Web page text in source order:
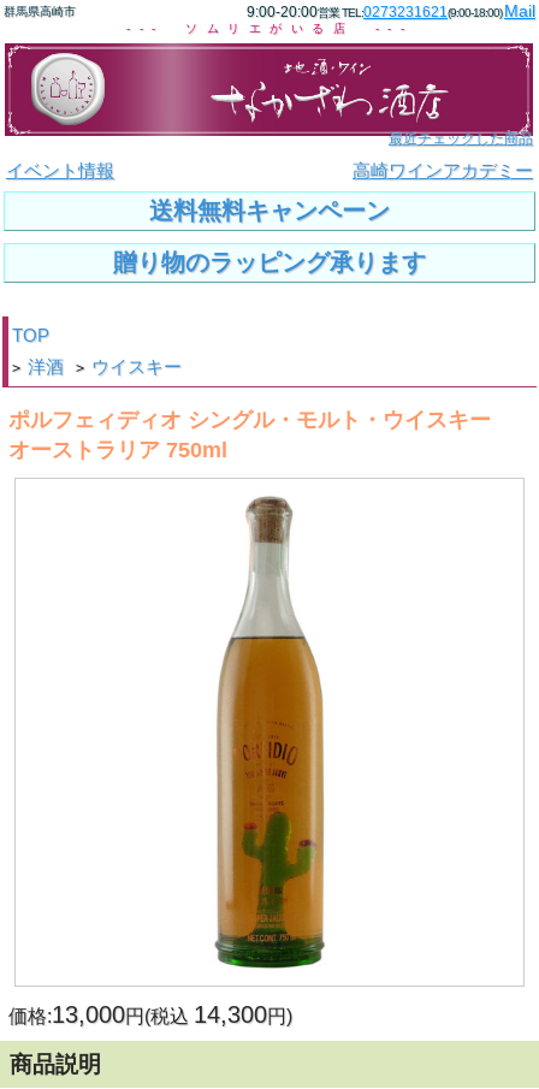
群馬県高崎市 9:00-20:00営業 TEL:0273231621(9:00-18:00)Mail
--- ソムリエがいる店 ---
最近チェックした商品
イベント情報 高崎ワインアカデミー
送料無料キャンペーン
贈り物のラッピング承ります
TOP
> 洋酒 > ウイスキー
ポルフェィディオ シングル・モルト・ウイスキー
オーストラリア 750ml
価格:13,000円(税込 14,300円)
商品説明